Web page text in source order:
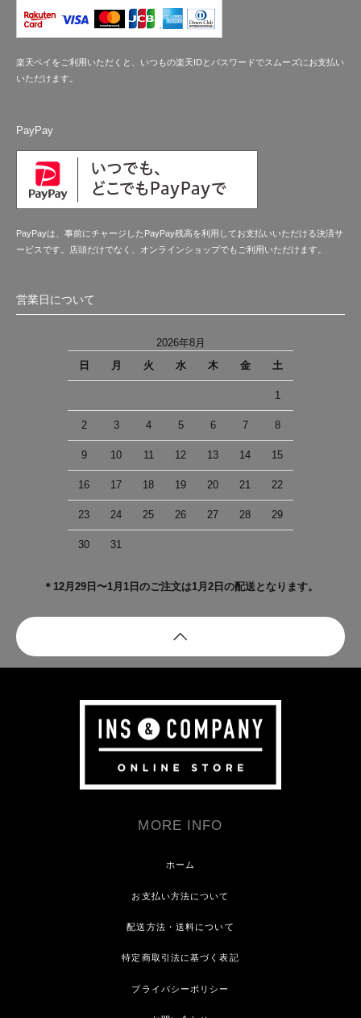
楽天ペイをご利用いただくと、いつもの楽天IDとパスワードでスムーズにお支払い
いただけます。
PayPay
PayPayは、事前にチャージしたPayPay残高を利用してお支払いいただける決済サ
ービスです。店頭だけでなく、オンラインショップでもご利用いただけます。
営業日について
2026年8月
日
月 火 水 木 金 土
1
2 3 4 5 6 7 8
9 10 11 12 13 14 15
16 17 18 19 20 21 22
23 24 25 26 27 28 29
30 31
＊12月29日〜1月1日のご注文は1月2日の配送となります。
MORE INFO
ホーム
お支払い方法について
配送方法・送料について
特定商取引法に基づく表記
プライバシーポリシー